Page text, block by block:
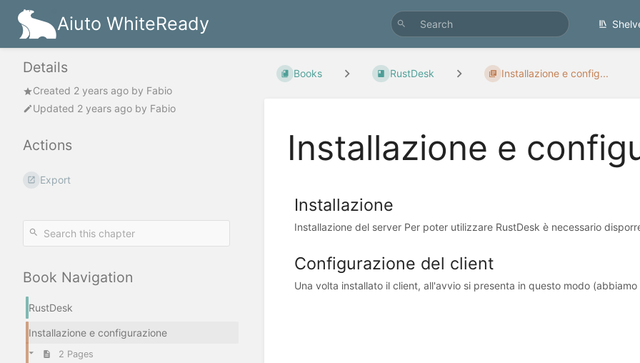
Aiuto WhiteReady
Book Navigation
RustDesk
Installazione e configurazione
2 Pages
Books RustDesk Installazione e config...
Installazione e
Installazione
Installazione del server Per poter utilizzare RustDesk è necessario
Configurazione del client
Una volta installato il client, all'avvio si presenta in questo modo
Details
Created 2 years ago by Fabio
Updated 2 years ago by Fabio
Actions
Export